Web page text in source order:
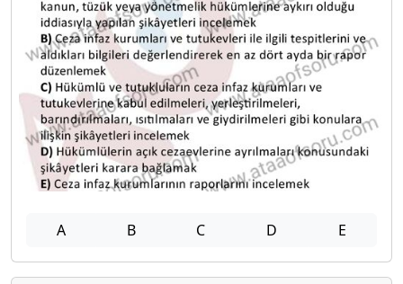
A B C D E